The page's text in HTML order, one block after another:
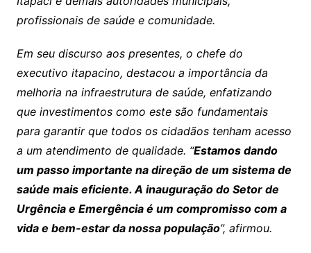
profissionais de saúde e comunidade.
Em seu discurso aos presentes, o chefe do
executivo itapacino, destacou a importância da
melhoria na infraestrutura de saúde, enfatizando
que investimentos como este são fundamentais
para garantir que todos os cidadãos tenham acesso
a um atendimento de qualidade. “Estamos dando
um passo importante na direção de um sistema de
saúde mais eficiente. A inauguração do Setor de
Urgência e Emergência é um compromisso com a
vida e bem-estar da nossa população”, afirmou.